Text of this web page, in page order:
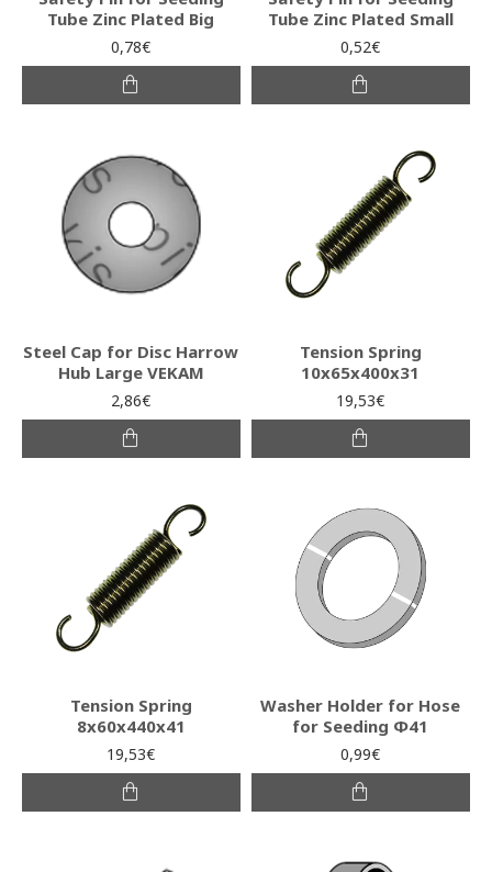
Tube Zinc Plated Big
0,78€
Tube Zinc Plated Small
0,52€
Steel Cap for Disc Harrow
Hub Large VEKAM
2,86€
Tension Spring
10x65x400x31
19,53€
Tension Spring
8x60x440x41
19,53€
Washer Holder for Hose
for Seeding Φ41
0,99€